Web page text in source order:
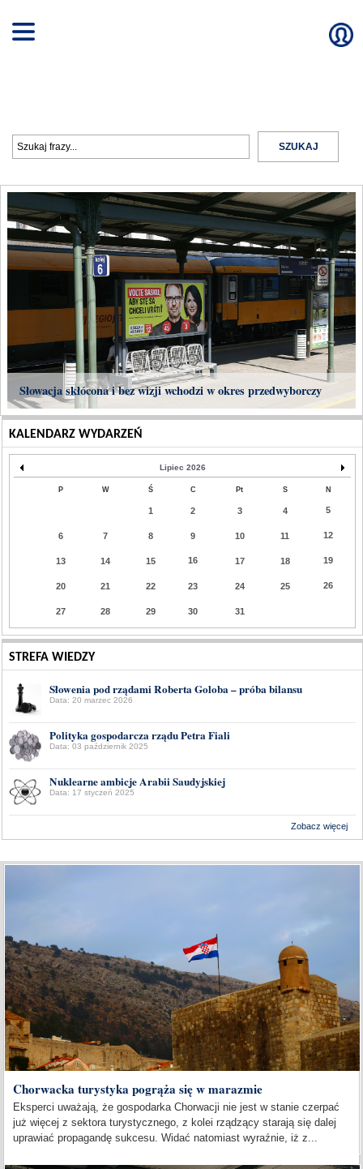
Słowacja skłócona i bez wizji wchodzi w okres przedwyborczy
KALENDARZ WYDARZEŃ
Lipiec 2026
P W Ś C Pt S N
1 2 3 4 5
6 7 8 9 10 11 12
13 14 15 16 17 18 19
20 21 22 23 24 25 26
27 28 29 30 31
STREFA WIEDZY
Słowenia pod rządami Roberta Goloba – próba bilansu
Data: 20 marzec 2026
Polityka gospodarcza rządu Petra Fiali
Data: 03 październik 2025
Nuklearne ambicje Arabii Saudyjskiej
Data: 17 styczeń 2025
Zobacz więcej
Chorwacka turystyka pogrąża się w marazmie
Eksperci uważają, że gospodarka Chorwacji nie jest w stanie czerpać
już więcej z sektora turystycznego, z kolei rządzący starają się dalej
uprawiać propagandę sukcesu. Widać natomiast wyraźnie, iż z...